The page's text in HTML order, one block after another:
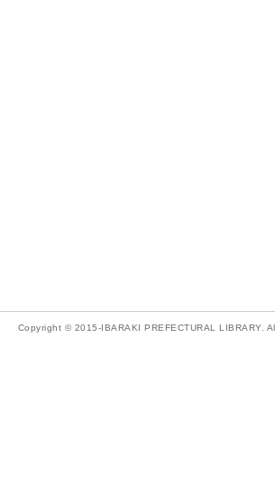
Copyright © 2015-IBARAKI PREFECTURAL LIBRARY.